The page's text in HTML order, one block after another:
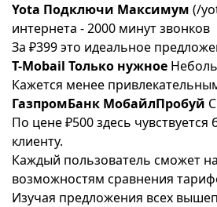
Yota Подключи Максимум (/
интернета - 2000 минут звонков
За ₽399 это идеальное
T-Mobail Только нужное
Кажется менее
ГазпромБанк МобайлПробуй
По цене ₽500 здесь
клиенту.
Каждый пользователь сможет
возможностям сравнения
Изучая предложения всех